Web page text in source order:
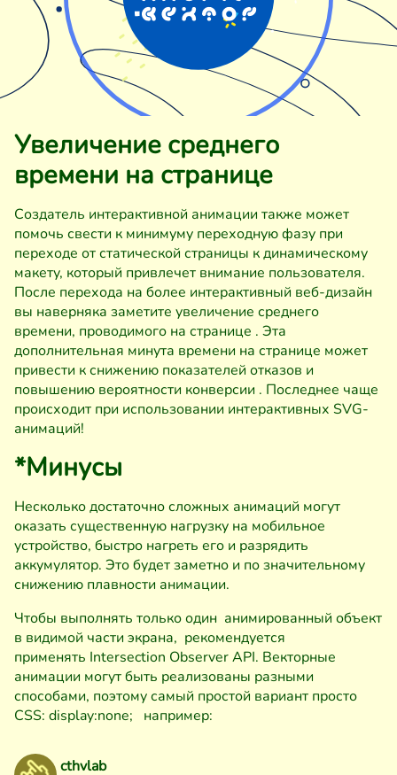
Увеличение среднего
времени на странице
Создатель интерактивной анимации также может
помочь свести к минимуму переходную фазу при
переходе от статической страницы к динамическому
макету, который привлечет внимание пользователя.
После перехода на более интерактивный веб-дизайн
вы наверняка заметите увеличение среднего
времени, проводимого на странице . Эта
дополнительная минута времени на странице может
привести к снижению показателей отказов и
повышению вероятности конверсии . Последнее чаще
происходит при использовании интерактивных SVG-
анимаций!
*Минусы
Несколько достаточно сложных анимаций могут
оказать существенную нагрузку на мобильное
устройство, быстро нагреть его и разрядить
аккумулятор. Это будет заметно и по значительному
снижению плавности анимации.
Чтобы выполнять только один анимированный объект
в видимой части экрана, рекомендуется
применять Intersection Observer API. Векторные
анимации могут быть реализованы разными
способами, поэтому самый простой вариант просто
CSS: display:none; например:
cthvlab